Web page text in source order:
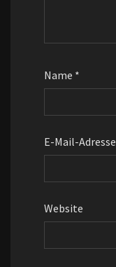
Name *
E-Mail-Adresse
Website